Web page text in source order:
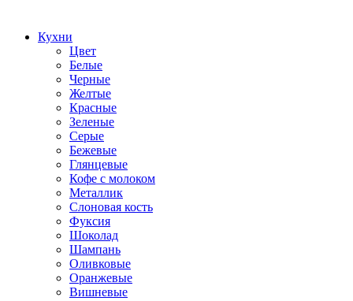
Кухни
Цвет
Белые
Черные
Желтые
Красные
Зеленые
Серые
Бежевые
Глянцевые
Кофе с молоком
Металлик
Слоновая кость
Фуксия
Шоколад
Шампань
Оливковые
Оранжевые
Вишневые